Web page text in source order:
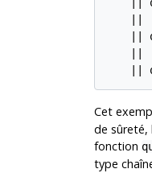
||
||
||
||
||
Cet
de sûreté,
fonction
type